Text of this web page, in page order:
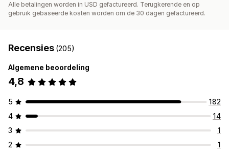
Alle betalingen worden in USD gefactureerd. Terugkerende en op
gebruik gebaseerde kosten worden om de 30 dagen gefactureerd.
Recensies (205)
Algemene beoordeling
4,8
5
182
4
14
3
1
2
1